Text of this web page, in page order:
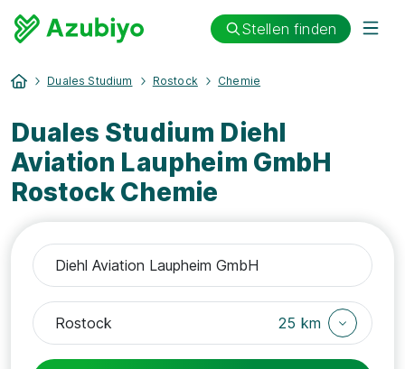
Stellen finden
Duales Studium Rostock Chemie
Duales Studium Diehl
Aviation Laupheim GmbH
Rostock Chemie
25 km